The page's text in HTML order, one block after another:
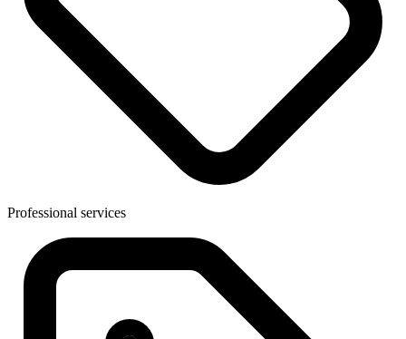
Professional services